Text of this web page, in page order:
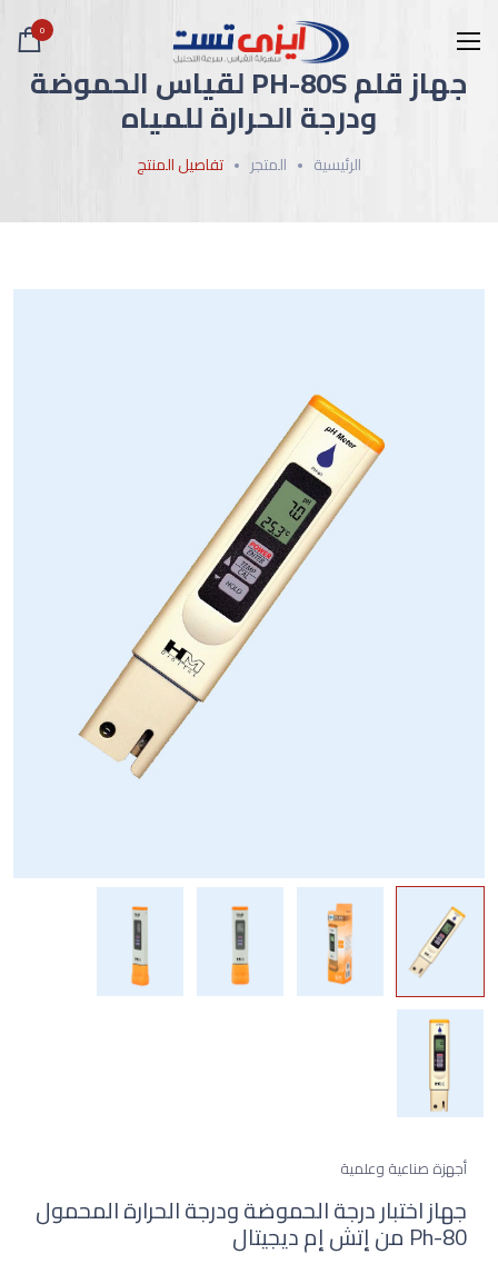
0
جهاز قلم ​​​​​​​PH-80S لقياس الحموضة
ودرجة الحرارة للمياه
الرئيسية المتجر تفاصيل المنتج
أجهزة صناعية وعلمية
جهاز اختبار درجة الحموضة ودرجة الحرارة المحمول
Ph-80 من إتش إم ديجيتال